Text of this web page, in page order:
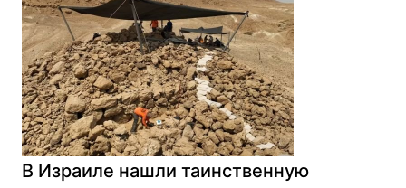
В Израиле нашли таинственную